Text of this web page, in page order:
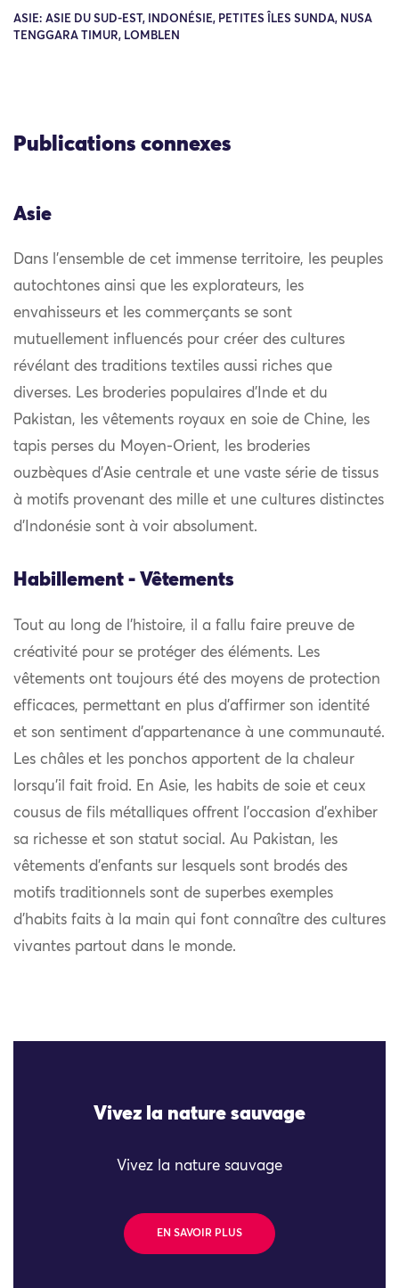
ASIE: ASIE DU SUD-EST, INDONÉSIE, PETITES ÎLES SUNDA, NUSA
TENGGARA TIMUR, LOMBLEN
Publications connexes
Asie
Dans l’ensemble de cet immense territoire, les peuples
autochtones ainsi que les explorateurs, les
envahisseurs et les commerçants se sont
mutuellement influencés pour créer des cultures
révélant des traditions textiles aussi riches que
diverses. Les broderies populaires d’Inde et du
Pakistan, les vêtements royaux en soie de Chine, les
tapis perses du Moyen-Orient, les broderies
ouzbèques d’Asie centrale et une vaste série de tissus
à motifs provenant des mille et une cultures distinctes
d’Indonésie sont à voir absolument.
Habillement - Vêtements
Tout au long de l’histoire, il a fallu faire preuve de
créativité pour se protéger des éléments. Les
vêtements ont toujours été des moyens de protection
efficaces, permettant en plus d’affirmer son identité
et son sentiment d’appartenance à une communauté.
Les châles et les ponchos apportent de la chaleur
lorsqu’il fait froid. En Asie, les habits de soie et ceux
cousus de fils métalliques offrent l’occasion d’exhiber
sa richesse et son statut social. Au Pakistan, les
vêtements d’enfants sur lesquels sont brodés des
motifs traditionnels sont de superbes exemples
d’habits faits à la main qui font connaître des cultures
vivantes partout dans le monde.
Vivez la nature sauvage
Vivez la nature sauvage
EN SAVOIR PLUS